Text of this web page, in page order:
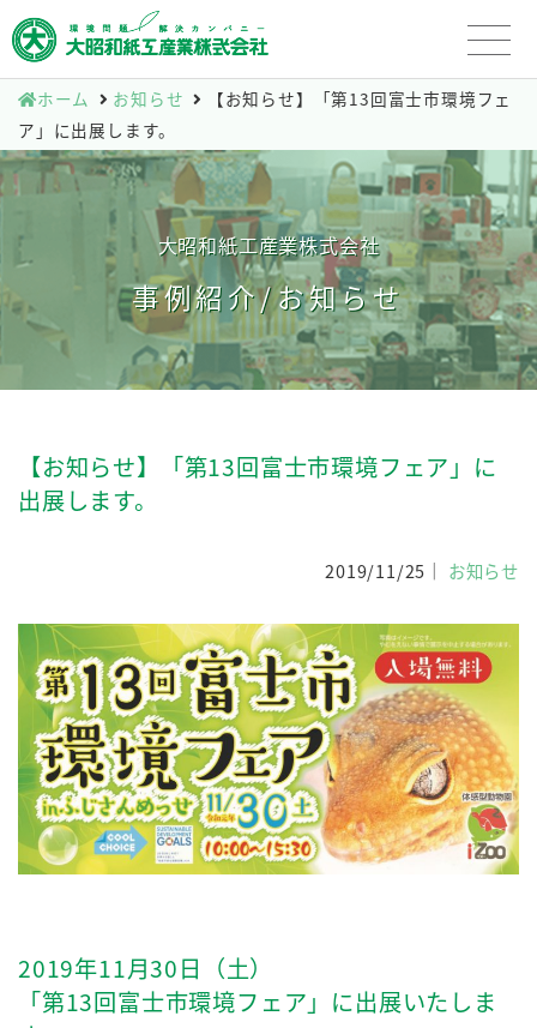
ホーム お知らせ
【お知らせ】「第13回富士市環境フェ
ア」に出展します。
大昭和紙工産業株式会社
事例紹介/お知らせ
【お知らせ】「第13回富士市環境フェア」に
出展します。
2019/11/25 お知らせ
2019年11月30日（土）
「第13回富士市環境フェア」に出展いたしま